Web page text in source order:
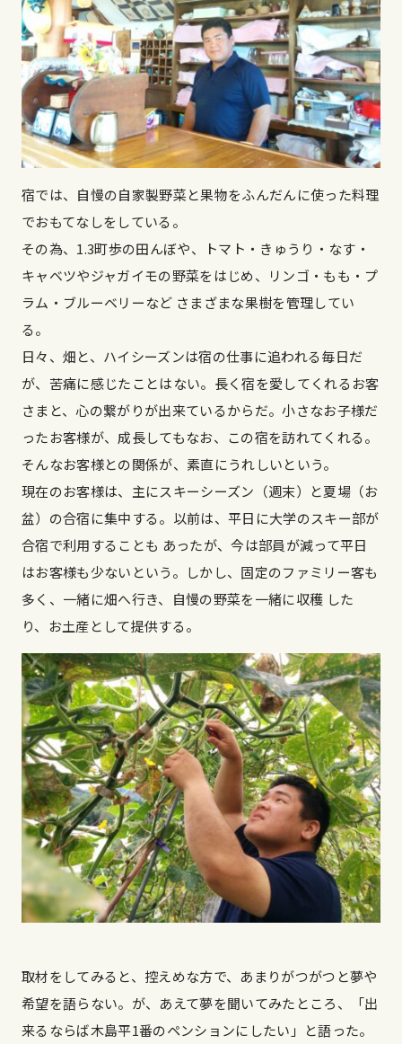
宿では、自慢の自家製野菜と果物をふんだんに使った料理
でおもてなしをしている。
その為、1.3町歩の田んぼや、トマト・きゅうり・なす・
キャベツやジャガイモの野菜をはじめ、リンゴ・もも・プ
ラム・ブルーベリーなど さまざまな果樹を管理してい
る。
日々、畑と、ハイシーズンは宿の仕事に追われる毎日だ
が、苦痛に感じたことはない。長く宿を愛してくれるお客
さまと、心の繋がりが出来ているからだ。小さなお子様だ
ったお客様が、成長してもなお、この宿を訪れてくれる。
そんなお客様との関係が、素直にうれしいという。
現在のお客様は、主にスキーシーズン（週末）と夏場（お
盆）の合宿に集中する。以前は、平日に大学のスキー部が
合宿で利用することも あったが、今は部員が減って平日
はお客様も少ないという。しかし、固定のファミリー客も
多く、一緒に畑へ行き、自慢の野菜を一緒に収穫 した
り、お土産として提供する。
取材をしてみると、控えめな方で、あまりがつがつと夢や
希望を語らない。が、あえて夢を聞いてみたところ、「出
来るならば木島平1番のペンションにしたい」と語った。